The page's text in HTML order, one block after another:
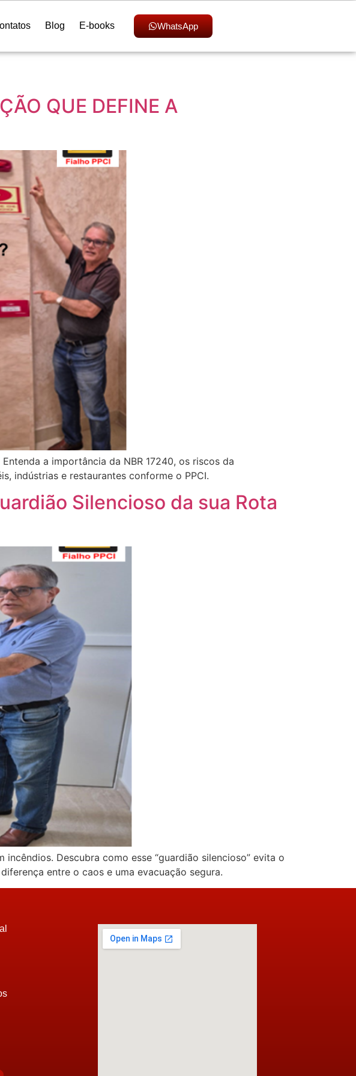
Blog E-books WhatsApp
QUE DEFINE A
a importância da NBR 17240, os riscos da
indústrias e restaurantes conforme o PPCI.
Silencioso da sua Rota
Descubra como esse “guardião silencioso” evita o
entre o caos e uma evacuação segura.